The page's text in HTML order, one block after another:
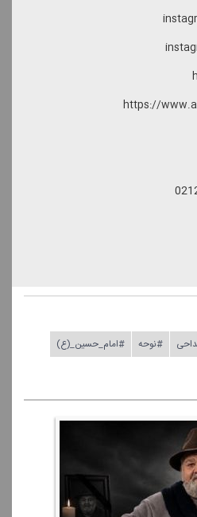
https://
#نوحه #امام_حسین_(ع)